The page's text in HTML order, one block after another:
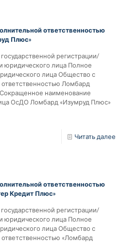
ответственностью
Плюс»
регистрации/
юридического лица Полное
лица Общество с
Ломбард
наименование
ОсДО Ломбард «Изумруд Плюс»
Читать далее
ответственностью
Кредит Плюс»
регистрации/
юридического лица Полное
лица Общество с
«Ломбард